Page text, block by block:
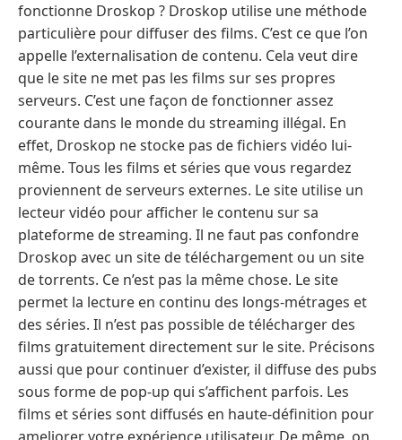
fonctionne Droskop ? Droskop utilise une méthode
particulière pour diffuser des films. C’est ce que l’on
appelle l’externalisation de contenu. Cela veut dire
que le site ne met pas les films sur ses propres
serveurs. C’est une façon de fonctionner assez
courante dans le monde du streaming illégal. En
effet, Droskop ne stocke pas de fichiers vidéo lui-
même. Tous les films et séries que vous regardez
proviennent de serveurs externes. Le site utilise un
lecteur vidéo pour afficher le contenu sur sa
plateforme de streaming. Il ne faut pas confondre
Droskop avec un site de téléchargement ou un site
de torrents. Ce n’est pas la même chose. Le site
permet la lecture en continu des longs-métrages et
des séries. Il n’est pas possible de télécharger des
films gratuitement directement sur le site. Précisons
aussi que pour continuer d’exister, il diffuse des pubs
sous forme de pop-up qui s’affichent parfois. Les
films et séries sont diffusés en haute-définition pour